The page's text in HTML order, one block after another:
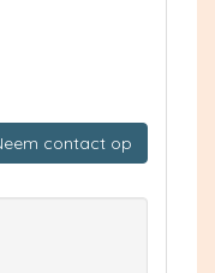
contact op